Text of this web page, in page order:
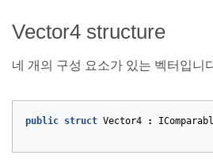
Vector4 structure
네 개의 구성 요소가 있는 벡터입니
public struct Vector4 :